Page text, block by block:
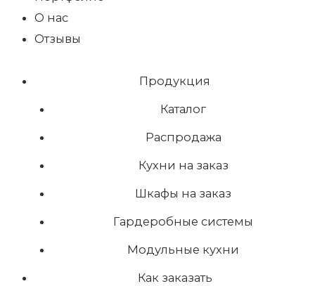
О нас
Отзывы
Продукция
Каталог
Распродажа
Кухни на заказ
Шкафы на заказ
Гардеробные системы
Модульные кухни
Как заказать